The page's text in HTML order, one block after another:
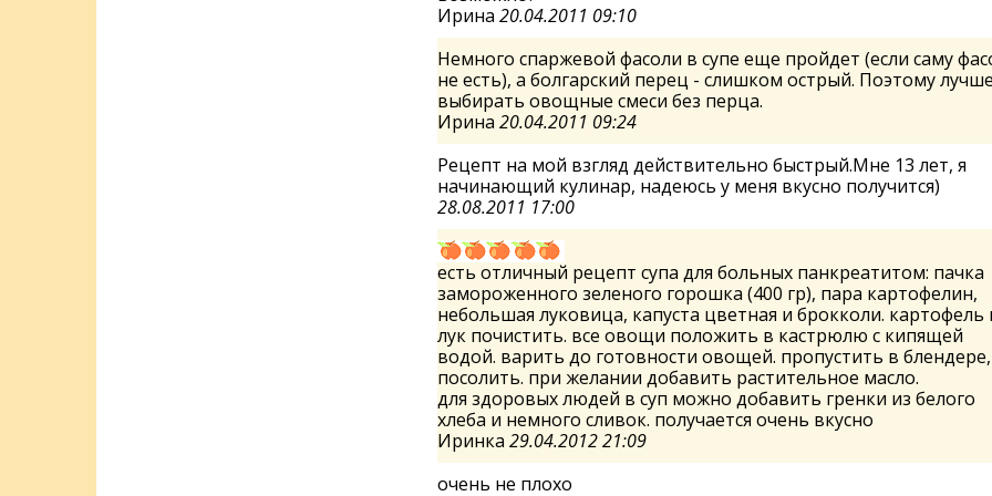
Ирина 20.04.2011 09:10
Немного спаржевой фасоли в супе еще пройдет (если саму
не есть), а болгарский перец - слишком острый. Поэтому лучше
выбирать овощные смеси без перца.
Ирина 20.04.2011 09:24
Рецепт на мой взгляд действительно быстрый.Мне 13 лет, я
начинающий кулинар, надеюсь у меня вкусно получится)
28.08.2011 17:00
есть отличный рецепт супа для больных панкреатитом: пачка
замороженного зеленого горошка (400 гр), пара картофелин,
небольшая луковица, капуста цветная и брокколи. картофель
лук почистить. все овощи положить в кастрюлю с кипящей
водой. варить до готовности овощей. пропустить в блендере,
посолить. при желании добавить растительное масло.
для здоровых людей в суп можно добавить гренки из белого
хлеба и немного сливок. получается очень вкусно
Иринка 29.04.2012 21:09
очень не плохо